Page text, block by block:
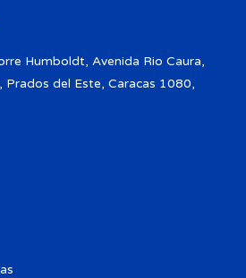
Humboldt, Avenida Rio Caura,
del Este, Caracas 1080,